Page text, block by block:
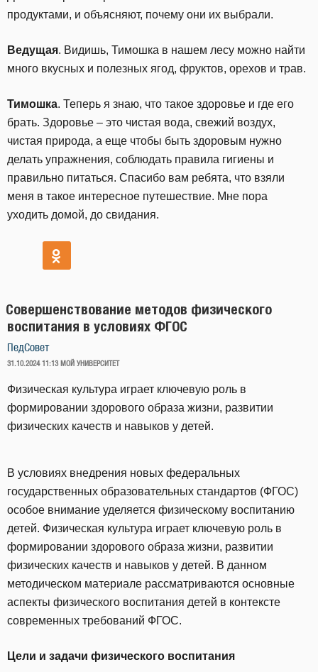
продуктами, и объясняют, почему они их выбрали.
Ведущая. Видишь, Тимошка в нашем лесу можно найти
много вкусных и полезных ягод, фруктов, орехов и трав.
Тимошка. Теперь я знаю, что такое здоровье и где его
брать. Здоровье – это чистая вода, свежий воздух,
чистая природа, а еще чтобы быть здоровым нужно
делать упражнения, соблюдать правила гигиены и
правильно питаться. Спасибо вам ребята, что взяли
меня в такое интересное путешествие. Мне пора
уходить домой, до свидания.
Совершенствование методов физического
воспитания в условиях ФГОС
ПедСовет
ОПУБЛИКОВАНО
31.10.2024 11:13 МОЙ УНИВЕРСИТЕТ
Физическая культура играет ключевую роль в
формировании здорового образа жизни, развитии
физических качеств и навыков у детей.
В условиях внедрения новых федеральных
государственных образовательных стандартов (ФГОС)
особое внимание уделяется физическому воспитанию
детей. Физическая культура играет ключевую роль в
формировании здорового образа жизни, развитии
физических качеств и навыков у детей. В данном
методическом материале рассматриваются основные
аспекты физического воспитания детей в контексте
современных требований ФГОС.
Цели и задачи физического воспитания